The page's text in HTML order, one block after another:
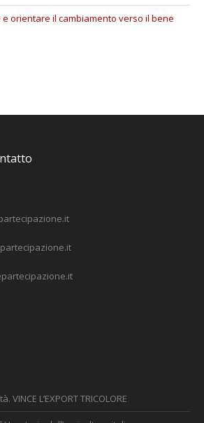
e orientare il cambiamento verso il bene
L’EXPORT TRICOLORE